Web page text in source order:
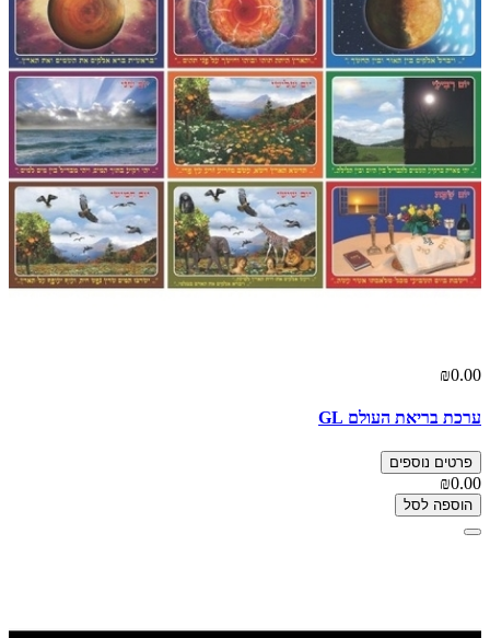
₪0.00
ערכת בריאת העולם GL
פרטים נוספים
₪0.00
הוספה לסל